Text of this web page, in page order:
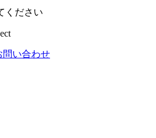
ください
問い合わせ